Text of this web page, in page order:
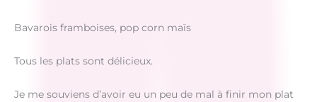
Bavarois framboises, pop corn maïs
Tous les plats sont délicieux.
Je me souviens d’avoir eu un peu de mal à finir mon plat